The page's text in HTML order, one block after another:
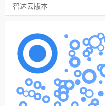
智达云版本